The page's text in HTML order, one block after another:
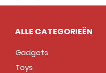
ALLE CATEGORIEËN
Gadgets
Toys